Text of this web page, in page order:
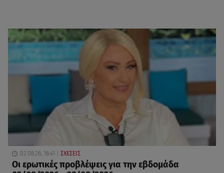
02.08.26, 16:41 ΣΧΕΣΕΙΣ
Οι ερωτικές προβλέψεις για την εβδομάδα